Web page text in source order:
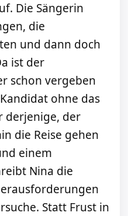
Die Sängerin
die
und dann doch
ist der
schon vergeben
ohne das
derjenige, der
die Reise gehen
einem
Nina die
Statt Frust in